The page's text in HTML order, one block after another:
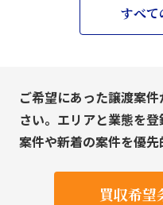
すべて
ご希望にあった譲渡案
さい。エリアと業態を
案件や新着の案件を優先
買収希望